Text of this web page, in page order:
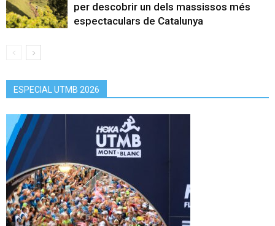
per descobrir un dels massissos més
espectaculars de Catalunya
ESPECIAL UTMB 2026